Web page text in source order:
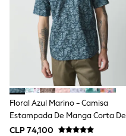
Jackets
Joggers & Shorts
Shirts
BABY
New In
New In: NEXT
0-3 Months
3-6 Months
6-9 Months
9-12 Months
12-18 Months
18-24 Months
Floral Azul Marino - Camisa
Estampada De Manga Corta De
Algodón
CLP 74,100